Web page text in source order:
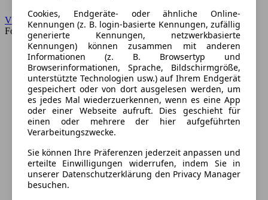
VW
Forum
Cookies, Endgeräte- oder ähnliche Online-
Kennungen (z. B. login-basierte Kennungen, zufällig
generierte Kennungen, netzwerkbasierte
Kennungen) können zusammen mit anderen
Informationen (z. B. Browsertyp und
Browserinformationen, Sprache, Bildschirmgröße,
unterstützte Technologien usw.) auf Ihrem Endgerät
gespeichert oder von dort ausgelesen werden, um
es jedes Mal wiederzuerkennen, wenn es eine App
oder einer Webseite aufruft. Dies geschieht für
einen oder mehrere der hier aufgeführten
Verarbeitungszwecke.
Sie können Ihre Präferenzen jederzeit anpassen und
erteilte Einwilligungen widerrufen, indem Sie in
unserer Datenschutzerklärung den Privacy Manager
besuchen.